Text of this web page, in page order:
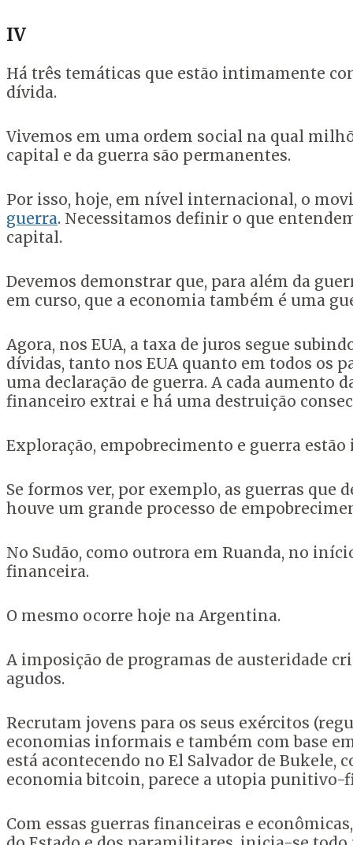
IV
Há três temáticas que estão intimamente
dívida.
Vivemos em uma ordem social na qual
capital e da guerra são permanentes.
Por isso, hoje, em nível internacional, o
guerra. Necessitamos definir o que
capital.
Devemos demonstrar que, para além da
em curso, que a economia também é uma
Agora, nos EUA, a taxa de juros segue
dívidas, tanto nos EUA quanto em todos os
uma declaração de guerra. A cada aumento
financeiro extrai e há uma destruição
Exploração, empobrecimento e guerra
Se formos ver, por exemplo, as guerras que
houve um grande processo de
No Sudão, como outrora em Ruanda, no
financeira.
O mesmo ocorre hoje na Argentina.
A imposição de programas de austeridade
agudos.
Recrutam jovens para os seus exércitos
economias informais e também com base
está acontecendo no El Salvador de Bukele,
economia bitcoin, parece a utopia
Com essas guerras financeiras e